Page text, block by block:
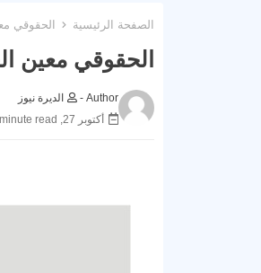
الصفحة الرئيسية الحقوقي
الحقوقي معين
Author -
الديرة نيوز
أكتوبر 27, 2024
read